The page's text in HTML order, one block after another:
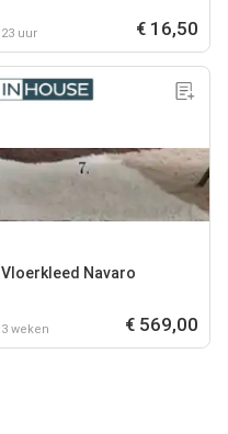
23 uur € 16,50
Vloerkleed Navaro
3 weken € 569,00